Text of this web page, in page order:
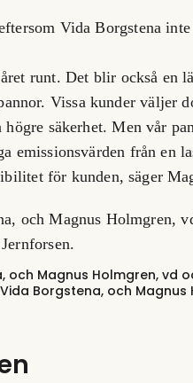
Vida Borgstena inte
runt. Det blir också en
Vissa kunder väljer
säkerhet. Men vår
emissionsvärden från en
för kunden, säger
och Magnus Holmgren, vd
Borgstena, och Magnus